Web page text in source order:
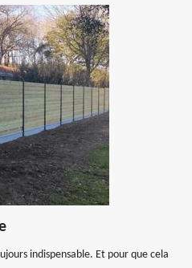
indispensable. Et pour que cela